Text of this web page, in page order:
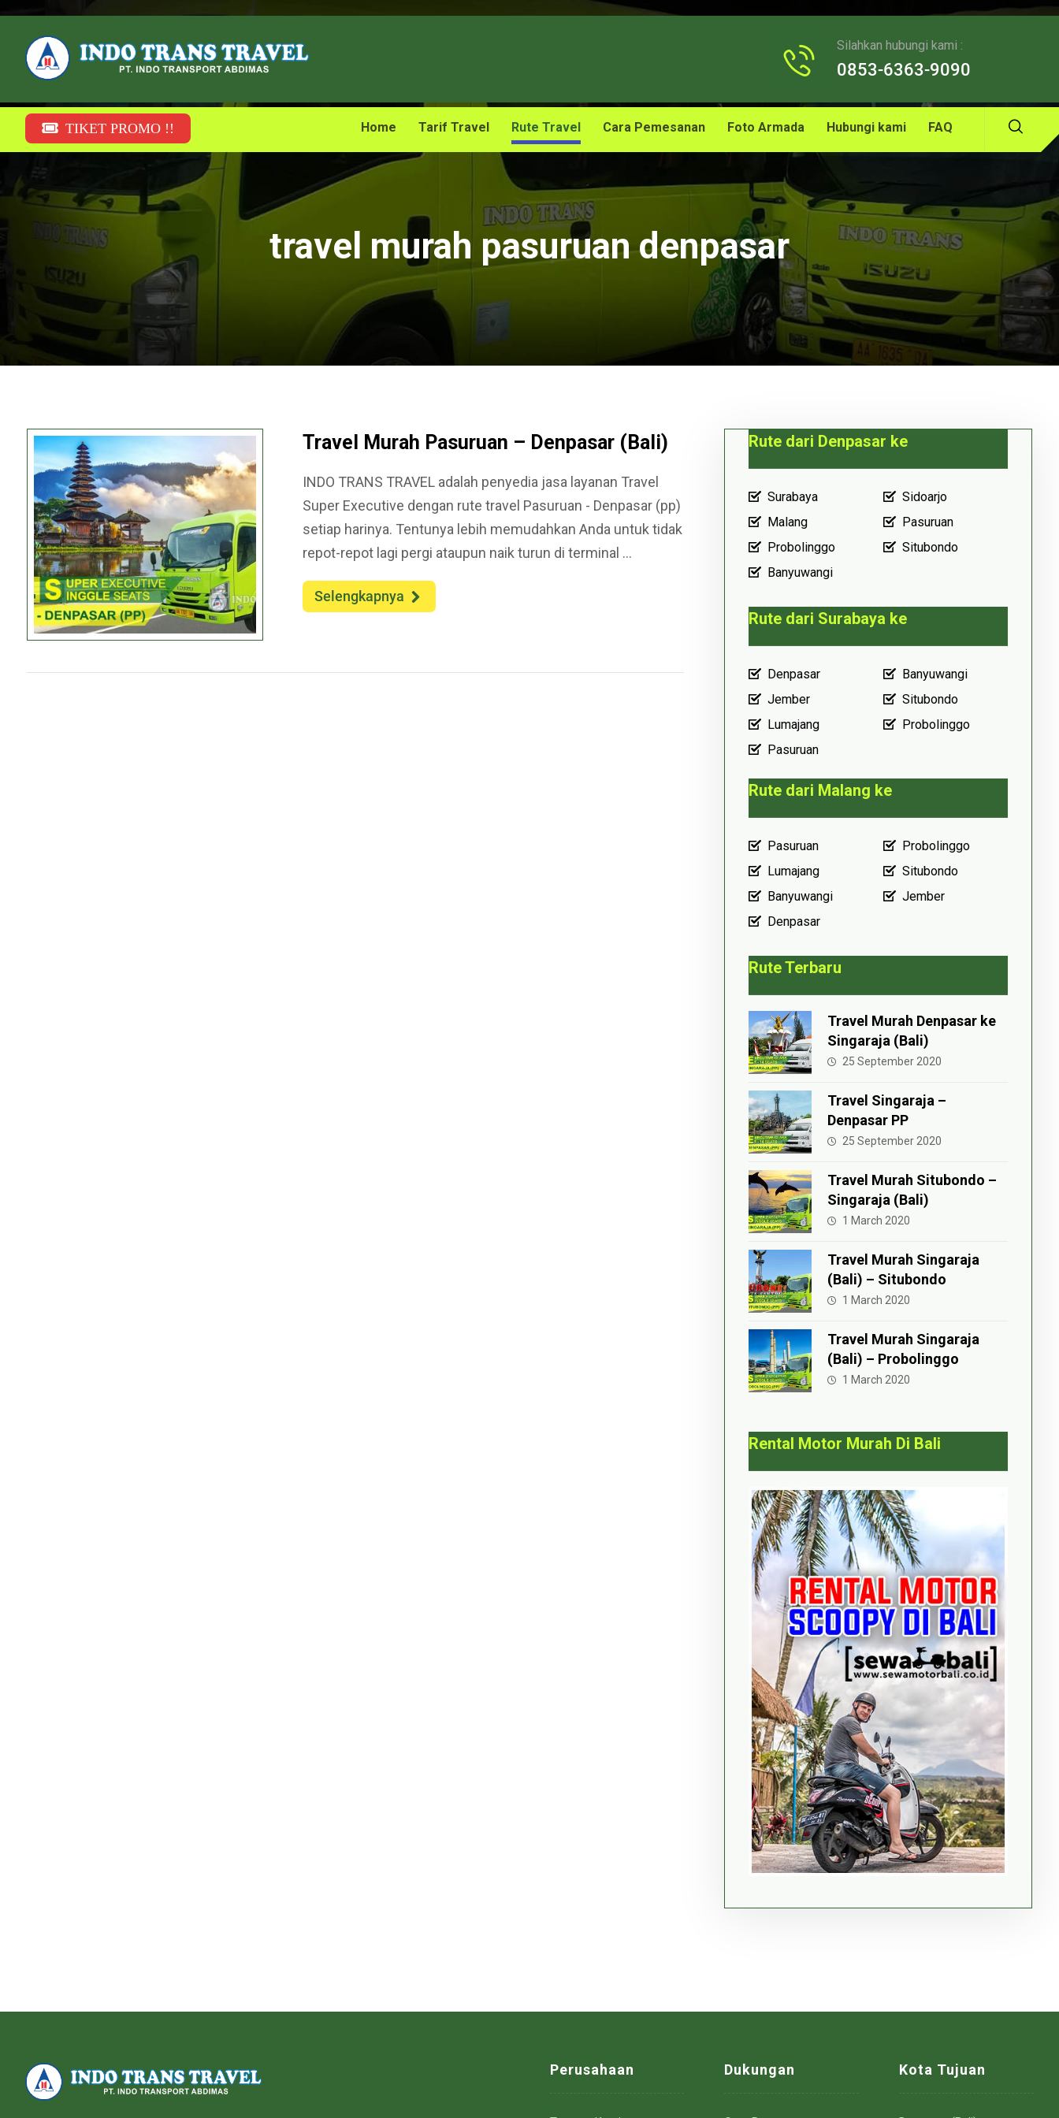
Silahkan hubungi kami :
0853-6363-9090
TIKET PROMO !! Home Tarif Travel Rute Travel Cara Pemesanan Foto Armada Hubungi kami FAQ
travel murah pasuruan denpasar
Travel Murah Pasuruan – Denpasar (Bali)
INDO TRANS TRAVEL adalah penyedia jasa layanan Travel
Super Executive dengan rute travel Pasuruan - Denpasar (pp)
setiap harinya. Tentunya lebih memudahkan Anda untuk tidak
repot-repot lagi pergi ataupun naik turun di terminal ...
Selengkapnya
Rute dari Denpasar ke
Surabaya
Sidoarjo
Malang
Pasuruan
Probolinggo
Situbondo
Banyuwangi
Rute dari Surabaya ke
Denpasar
Banyuwangi
Jember
Situbondo
Lumajang
Probolinggo
Pasuruan
Rute dari Malang ke
Pasuruan
Probolinggo
Lumajang
Situbondo
Banyuwangi
Jember
Denpasar
Rute Terbaru
Travel Murah Denpasar ke
Singaraja (Bali)
25 September 2020
Travel Singaraja –
Denpasar PP
25 September 2020
Travel Murah Situbondo –
Singaraja (Bali)
1 March 2020
Travel Murah Singaraja
(Bali) – Situbondo
1 March 2020
Travel Murah Singaraja
(Bali) – Probolinggo
1 March 2020
Rental Motor Murah Di Bali
Perusahaan Dukungan Kota Tujuan